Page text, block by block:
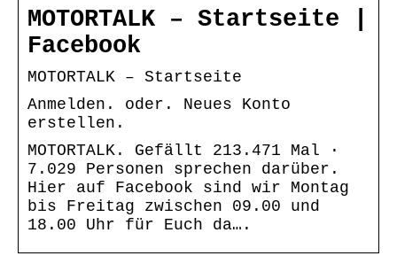
MOTORTALK – Startseite |
Facebook
MOTORTALK – Startseite
Anmelden. oder. Neues Konto
erstellen.
MOTORTALK. Gefällt 213.471 Mal ·
7.029 Personen sprechen darüber.
Hier auf Facebook sind wir Montag
bis Freitag zwischen 09.00 und
18.00 Uhr für Euch da….